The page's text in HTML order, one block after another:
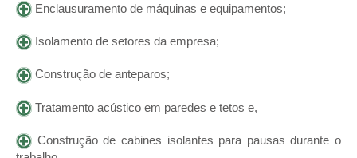
Enclausuramento de máquinas e equipamentos;
Isolamento de setores da empresa;
Construção de anteparos;
Tratamento acústico em paredes e tetos e,
Construção de cabines isolantes para pausas durante o